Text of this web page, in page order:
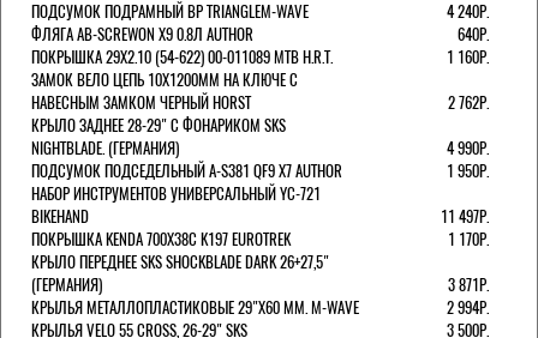
ПОДСУМОК ПОДРАМНЫЙ BP TRIANGLEM-WAVE
4 240Р.
ФЛЯГА AB-SCREWON X9 0.8Л AUTHOR
640Р.
ПОКРЫШКА 29X2.10 (54-622) 00-011089 MTB H.R.T.
1 160Р.
ЗАМОК ВЕЛО ЦЕПЬ 10Х1200ММ НА КЛЮЧЕ С
НАВЕСНЫМ ЗАМКОМ ЧЕРНЫЙ HORST
2 762Р.
КРЫЛО ЗАДНЕЕ 28-29" С ФОНАРИКОМ SKS
NIGHTBLADE. (ГЕРМАНИЯ)
4 990Р.
ПОДСУМОК ПОДСЕДЕЛЬНЫЙ A-S381 QF9 X7 AUTHOR
1 950Р.
НАБОР ИНСТРУМЕНТОВ УНИВЕРСАЛЬНЫЙ YC-721
BIKEHAND
11 497Р.
ПОКРЫШКА KENDA 700Х38С K197 EUROTREK
1 170Р.
КРЫЛО ПЕРЕДНЕЕ SKS SHOCKBLADE DARK 26+27,5"
(ГЕРМАНИЯ)
3 871Р.
КРЫЛЬЯ МЕТАЛЛОПЛАСТИКОВЫЕ 29"Х60 ММ. M-WAVE
2 994Р.
КРЫЛЬЯ VELO 55 CROSS, 26-29" SKS
3 500Р.